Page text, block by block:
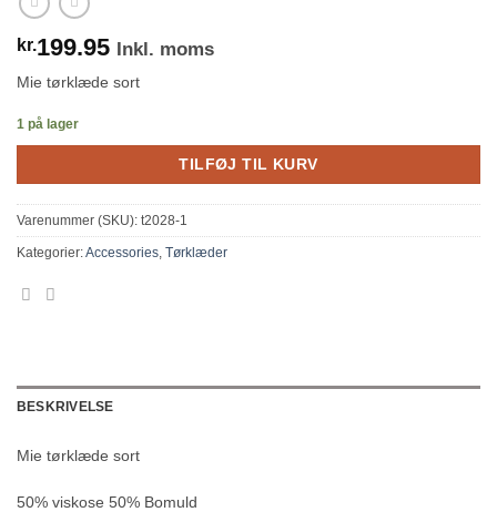
kr. 199.95 Inkl. moms
Mie tørklæde sort
1 på lager
TILFØJ TIL KURV
Varenummer (SKU): t2028-1
Kategorier:Accessories Tørklæder
BESKRIVELSE
Mie tørklæde sort
50% viskose 50% Bomuld